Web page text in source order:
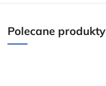
Polecane produkty